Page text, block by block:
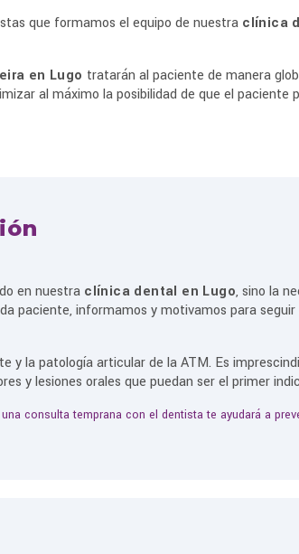
que formamos el equipo de nuestra clínica
en Lugo tratarán al paciente de manera
al máximo la posibilidad de que el paciente
en nuestra clínica dental en Lugo, sino la
paciente, informamos y motivamos para
y la patología articular de la ATM. Es
y lesiones orales que puedan ser el primer
consulta temprana con el dentista te ayudará a